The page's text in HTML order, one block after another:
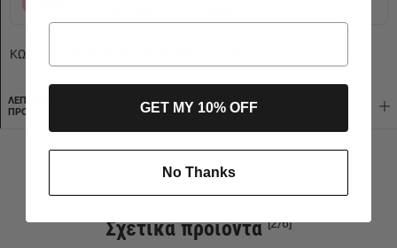
ΚΩΔΙΚΟΣ ΠΡΟΪΟΝΤΟΣ:
ΛΕΠΤΟΜΈΡΕΙΕΣ
ΠΡΟΪΌΝΤΟΣ
ΕΦΑΡΜΟΓΉ
Σχετικά προϊόντα[2/6]
GET MY 10% OFF
No Thanks